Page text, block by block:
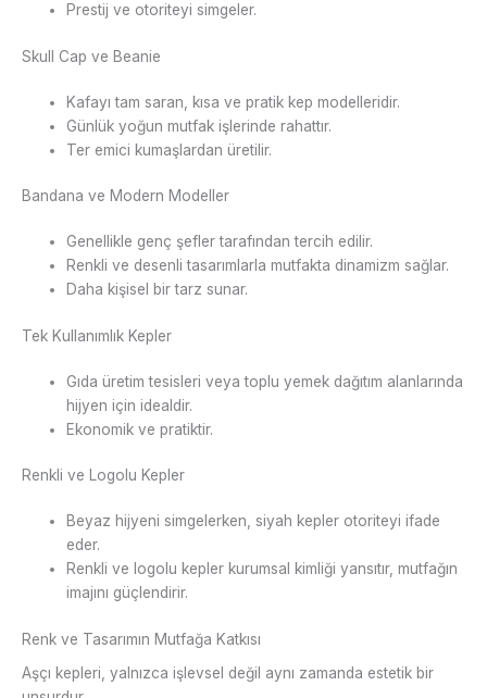
Prestij ve otoriteyi simgeler.
Skull Cap ve Beanie
Kafayı tam saran, kısa ve pratik kep modelleridir.
Günlük yoğun mutfak işlerinde rahattır.
Ter emici kumaşlardan üretilir.
Bandana ve Modern Modeller
Genellikle genç şefler tarafından tercih edilir.
Renkli ve desenli tasarımlarla mutfakta dinamizm sağlar.
Daha kişisel bir tarz sunar.
Tek Kullanımlık Kepler
Gıda üretim tesisleri veya toplu yemek dağıtım alanlarında
hijyen için idealdir.
Ekonomik ve pratiktir.
Renkli ve Logolu Kepler
Beyaz hijyeni simgelerken, siyah kepler otoriteyi ifade
eder.
Renkli ve logolu kepler kurumsal kimliği yansıtır, mutfağın
imajını güçlendirir.
Renk ve Tasarımın Mutfağa Katkısı
Aşçı kepleri, yalnızca işlevsel değil aynı zamanda estetik bir